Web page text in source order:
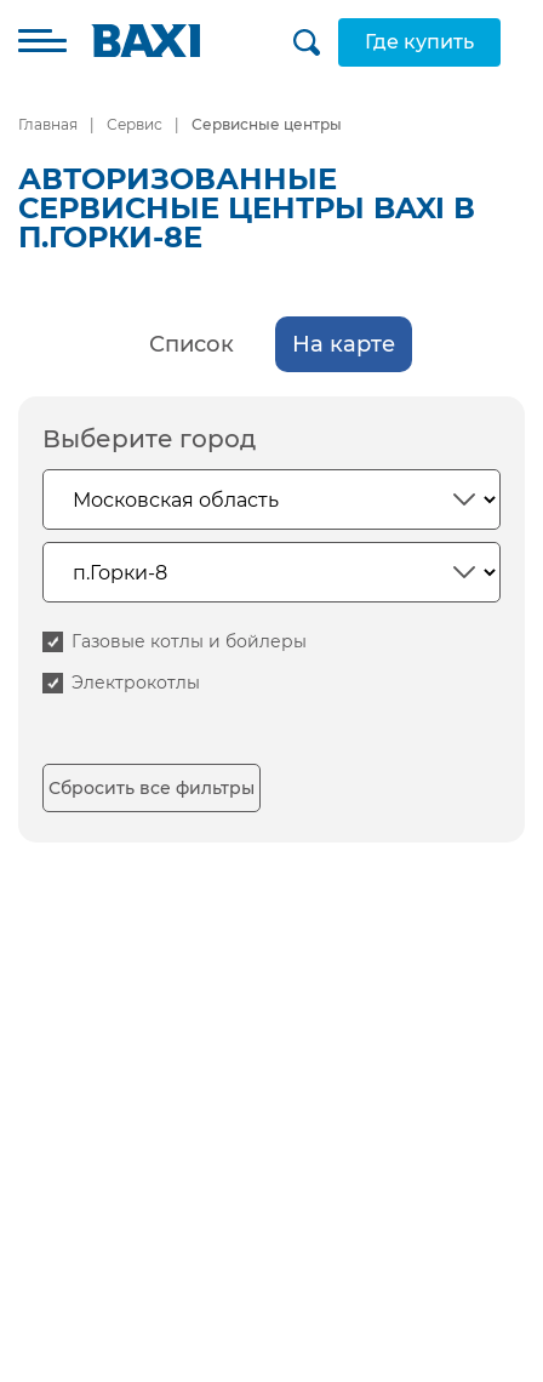
Где купить
Главная Сервис Сервисные центры
АВТОРИЗОВАННЫЕ
СЕРВИСНЫЕ ЦЕНТРЫ BAXI В
П.ГОРКИ-8Е
Список На карте
Выберите город
Газовые котлы и бойлеры
Электрокотлы
Сбросить все фильтры